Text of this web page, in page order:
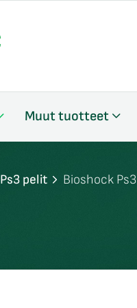
Muut tuotteet
Ps3 pelit Bioshock Ps3